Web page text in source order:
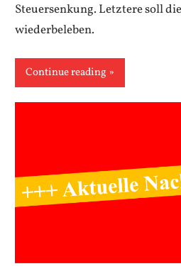
Steuersenkung. Letztere soll
wiederbeleben.
Continue reading